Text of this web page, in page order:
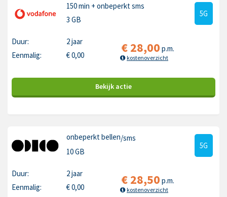
150 min + onbeperkt sms
3 GB
5G
Duur:
2 jaar
Eenmalig:
€0,00 €28,00 p.m.
kostenoverzicht
Bekijk actie
onbeperkt bellen/sms
10 GB
5G
Duur:
2 jaar
Eenmalig:
€0,00 €28,50 p.m.
kostenoverzicht